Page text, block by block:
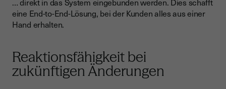
eine End-to-End-Lösung, bei der Kunden alles aus einer
Hand erhalten.
Reaktionsfähigkeit bei
zukünftigen Änderungen